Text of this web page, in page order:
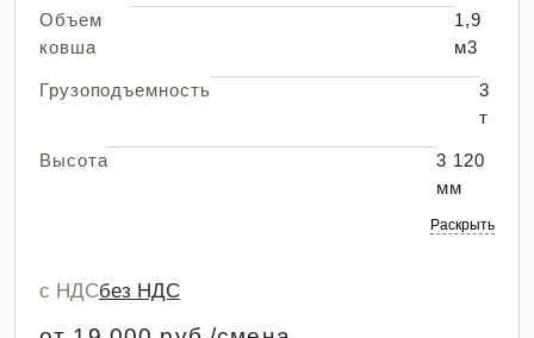
Объем
ковша
1,9
м3
Грузоподъемность
3
т
Высота
3 120
мм
Раскрыть
с НДСбез НДС